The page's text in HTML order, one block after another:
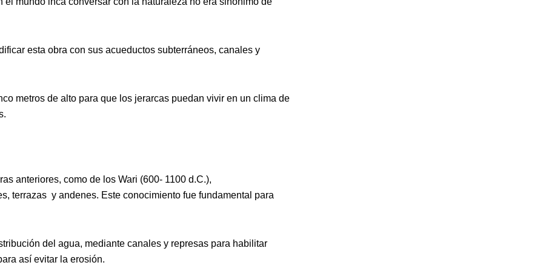
esta obra con sus acueductos subterráneos, canales y
metros de alto para que los jerarcas puedan vivir en un clima de
anteriores, como de los Wari (600- 1100 d.C.),
terrazas y andenes. Este conocimiento fue fundamental para
del agua, mediante canales y represas para habilitar
así evitar la erosión.